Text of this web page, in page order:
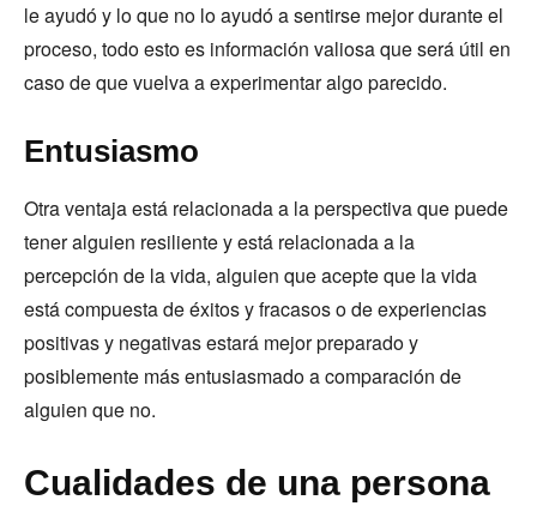
le ayudó y lo que no lo ayudó a sentirse mejor durante el
proceso, todo esto es información valiosa que será útil en
caso de que vuelva a experimentar algo parecido.
Entusiasmo
Otra ventaja está relacionada a la perspectiva que puede
tener alguien resiliente y está relacionada a la
percepción de la vida, alguien que acepte que la vida
está compuesta de éxitos y fracasos o de experiencias
positivas y negativas estará mejor preparado y
posiblemente más entusiasmado a comparación de
alguien que no.
Cualidades de una persona